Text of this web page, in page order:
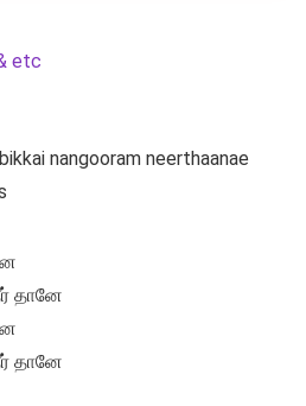
etc
nangooram neerthaanae
தானே
தானே